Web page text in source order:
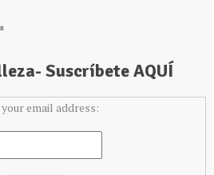
Suscríbete AQUÍ
email address: